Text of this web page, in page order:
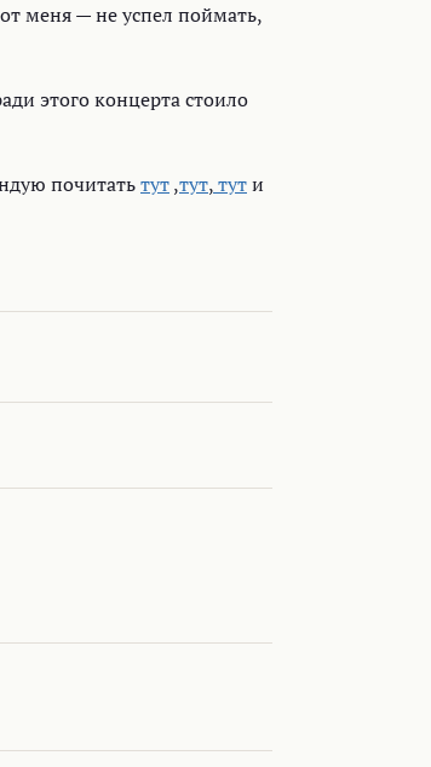
меня — не успел поймать,
этого концерта стоило
почитатьтут,тут,тути